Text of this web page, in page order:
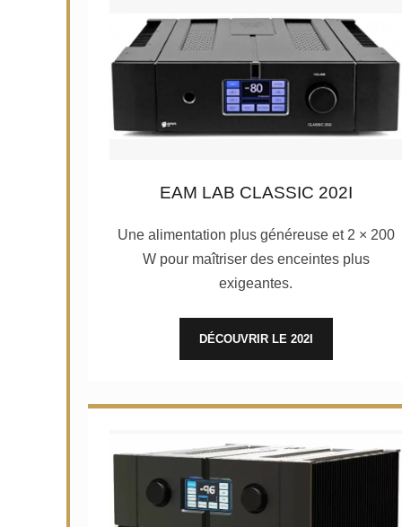
EAM LAB CLASSIC 202I
Une alimentation plus généreuse et 2 × 200
W pour maîtriser des enceintes plus
exigeantes.
DÉCOUVRIR LE 202I